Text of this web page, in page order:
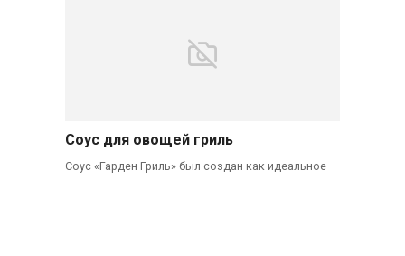
Соус для овощей гриль
Соус «Гарден Гриль» был создан как идеальное